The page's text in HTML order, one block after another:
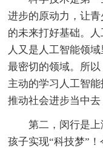
进步的原动力，让
的未来打好基础。
人又是人工智能领
最密切的领域。所
主动的学习人工智
推动社会进步当中去
第二，闵行是上
孩子实现“科技梦”